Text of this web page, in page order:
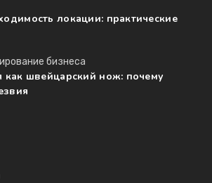
локации: практические
как швейцарский нож: почему